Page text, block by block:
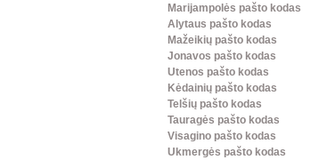
Marijampolės pašto kodas
Alytaus pašto kodas
Mažeikių pašto kodas
Jonavos pašto kodas
Utenos pašto kodas
Kėdainių pašto kodas
Telšių pašto kodas
Tauragės pašto kodas
Visagino pašto kodas
Ukmergės pašto kodas